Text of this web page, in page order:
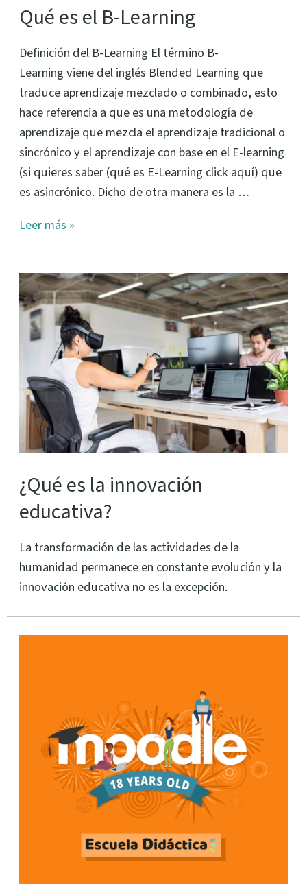
Qué es el B-Learning
Definición del B-Learning El término B-
Learning viene del inglés Blended Learning que
traduce aprendizaje mezclado o combinado, esto
hace referencia a que es una metodología de
aprendizaje que mezcla el aprendizaje tradicional o
sincrónico y el aprendizaje con base en el E-learning
(si quieres saber (qué es E-Learning click aquí) que
es asincrónico. Dicho de otra manera es la …
Leer más »
¿Qué es la innovación
educativa?
La transformación de las actividades de la
humanidad permanece en constante evolución y la
innovación educativa no es la excepción.